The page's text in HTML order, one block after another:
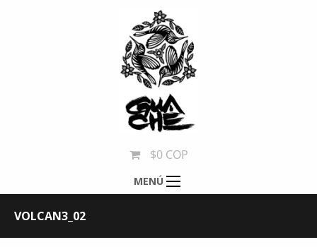
$0 COP
MENÚ
VOLCAN3_02